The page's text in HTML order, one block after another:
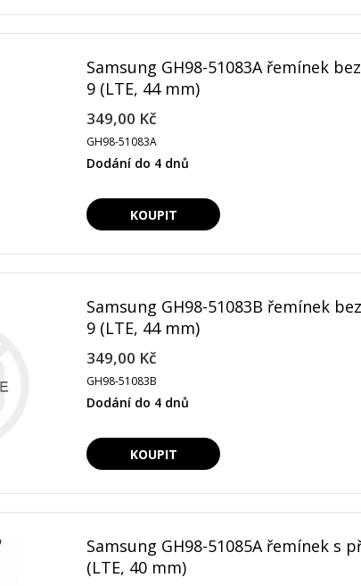
Samsung GH98-51083A řemínek
9 (LTE, 44 mm)
349,00 Kč
GH98-51083A
Dodání do 4 dnů
Samsung GH98-51083B řemínek
9 (LTE, 44 mm)
349,00 Kč
GH98-51083B
Dodání do 4 dnů
Samsung GH98-51085A řemínek s
(LTE, 40 mm)